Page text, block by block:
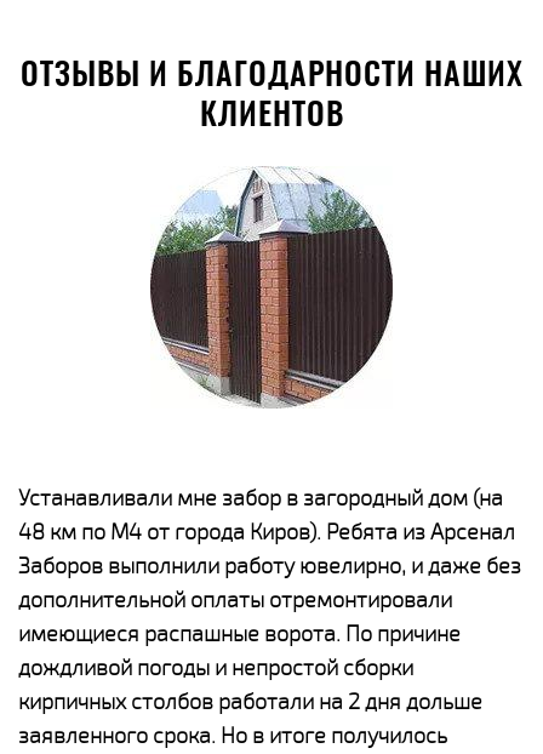
ОТЗЫВЫ И БЛАГОДАРНОСТИ НАШИХ
КЛИЕНТОВ
Устанавливали мне забор в загородный дом (на
48 км по М4 от города Киров). Ребята из Арсенал
Заборов выполнили работу ювелирно, и даже без
дополнительной оплаты отремонтировали
имеющиеся распашные ворота. По причине
дождливой погоды и непростой сборки
кирпичных столбов работали на 2 дня дольше
заявленного срока. Но в итоге получилось